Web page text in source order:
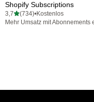
Shopify Subscriptions
3,7von 5 Sternen
(734)
734 Rezensionen insgesamt
•Kostenlos
Mehr Umsatz mit Abonnements